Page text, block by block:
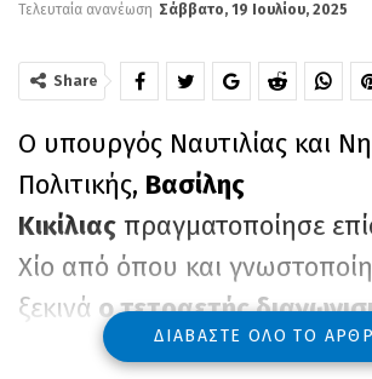
Τελευταία ανανέωση Σάββατο, 19 Ιουλίου, 2025
Share
Ο υπουργός Ναυτιλίας και
Πολιτικής, Βασίλης
Κικίλιας πραγματοποίησε
Χίο από όπου και
ξεκινά ο τετραετής
τις άγονες γραμμές.
ΔΙΑΒΆΣΤΕ ΌΛΟ ΤΟ